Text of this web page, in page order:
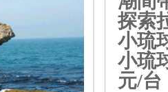
探索
小琉
小琉
元/台